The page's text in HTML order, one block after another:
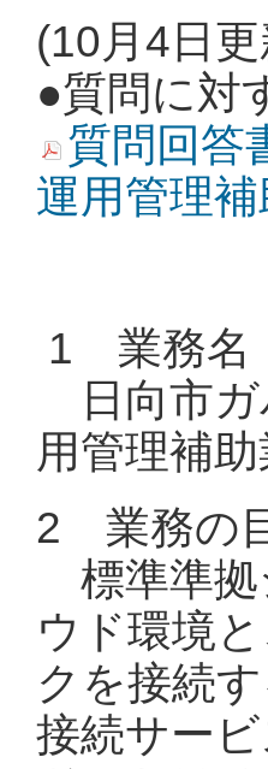
(10月4日
●質問に対
質問回答
運用管理
1 業務名
日向市ガ
用管理補
2 業務の
標準準拠
ウド環境
クを接続
接続サー